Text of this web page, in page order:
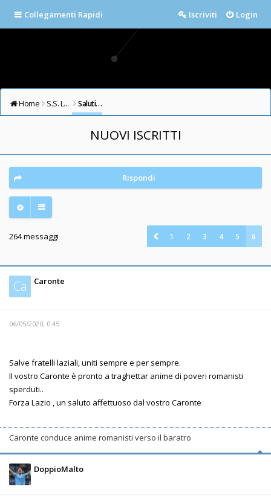
Collegamenti Rapidi Login
Iscriviti
Home S.S. LAZIO FORUM Saluti e Presentazioni
NUOVI ISCRITTI
Rispondi
264 messaggi 1 2 3 4 5 6
Ca Caronte
06/05/2020, 0:45
Salve fratelli laziali, uniti sempre e per sempre.
Il vostro Caronte è pronto a traghettar anime di poveri romanisti
sperduti..
Forza Lazio , un saluto affettuoso dal vostro Caronte
Caronte conduce anime romanisti verso il baratro
DoppioMalto